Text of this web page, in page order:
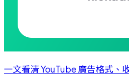
一文看清 YouTube 廣告格式、